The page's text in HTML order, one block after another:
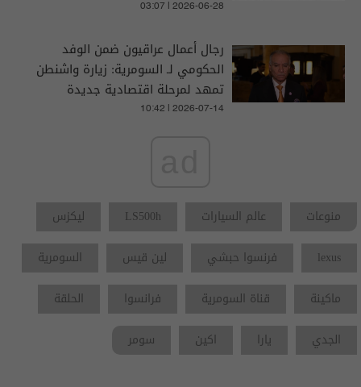
03:07 | 2026-06-28
رجال أعمال عراقيون ضمن الوفد
الحكومي لـ السومرية: زيارة واشنطن
تمهد لمرحلة اقتصادية جديدة
واتفاقات واعدة مع أمريكا
10:42 | 2026-07-14
منوعات عالم السيارات LS500h
ليكزس
lexus
فرنسوا حبشي لين قيس
السومرية
ماكينة
قناة السومرية فرانسوا
الحلقة
الجدي
يارا اكين سومر